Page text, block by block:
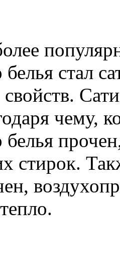
белья стал
чему,
белья
стирок.